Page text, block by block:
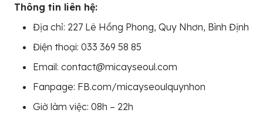
Thông tin liên hệ:
Địa chỉ: 227 Lê Hồng Phong, Quy Nhơn, Bình Định
Điện thoại: 033 369 58 85
Email: contact@micayseoul.com
Fanpage: FB.com/micayseoulquynhon
Giờ làm việc: 08h – 22h